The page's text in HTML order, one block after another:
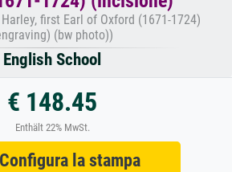
first Earl of Oxford (1671-1724)
(bw photo))
English School
€ 148.45
Enthält 22% MwSt.
la stampa